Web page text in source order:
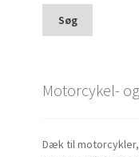
Søg
Motorcykel-
Dæk til